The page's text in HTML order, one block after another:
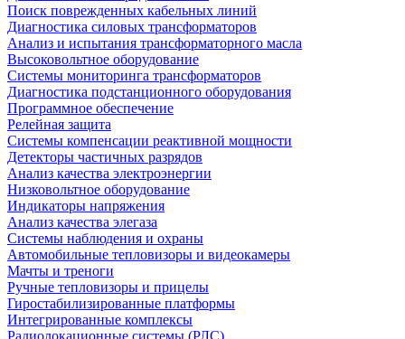
Поиск поврежденных кабельных линий
Диагностика силовых трансформаторов
Анализ и испытания трансформаторного масла
Высоковольтное оборудование
Системы мониторинга трансформаторов
Диагностика подстанционного оборудования
Программное обеспечение
Релейная защита
Системы компенсации реактивной мощности
Детекторы частичных разрядов
Анализ качества электроэнергии
Низковольтное оборудование
Индикаторы напряжения
Анализ качества элегаза
Системы наблюдения и охраны
Автомобильные тепловизоры и видеокамеры
Мачты и треноги
Ручные тепловизоры и прицелы
Гиростабилизированные платформы
Интегрированные комплексы
Радиолокационные системы (РЛС)